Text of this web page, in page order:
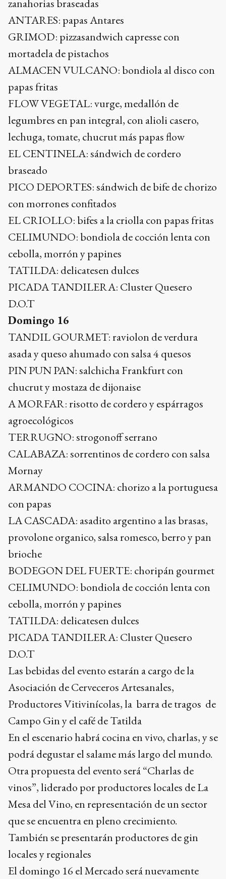
zanahorias braseadas
ANTARES: papas Antares
GRIMOD: pizzasandwich capresse con
mortadela de pistachos
ALMACEN VULCANO: bondiola al disco con
papas fritas
FLOW VEGETAL: vurge, medallón de
legumbres en pan integral, con alioli casero,
lechuga, tomate, chucrut más papas flow
EL CENTINELA: sándwich de cordero
braseado
PICO DEPORTES: sándwich de bife de chorizo
con morrones confitados
EL CRIOLLO: bifes a la criolla con papas fritas
CELIMUNDO: bondiola de cocción lenta con
cebolla, morrón y papines
TATILDA: delicatesen dulces
PICADA TANDILERA: Cluster Quesero
D.O.T
Domingo 16
TANDIL GOURMET: raviolon de verdura
asada y queso ahumado con salsa 4 quesos
PIN PUN PAN: salchicha Frankfurt con
chucrut y mostaza de dijonaise
A MORFAR: risotto de cordero y espárragos
agroecológicos
TERRUGNO: strogonoff serrano
CALABAZA: sorrentinos de cordero con salsa
Mornay
ARMANDO COCINA: chorizo a la portuguesa
con papas
LA CASCADA: asadito argentino a las brasas,
provolone organico, salsa romesco, berro y pan
brioche
BODEGON DEL FUERTE: choripán gourmet
CELIMUNDO: bondiola de cocción lenta con
cebolla, morrón y papines
TATILDA: delicatesen dulces
PICADA TANDILERA: Cluster Quesero
D.O.T
Las bebidas del evento estarán a cargo de la
Asociación de Cerveceros Artesanales,
Productores Vitivinícolas, la barra de tragos de
Campo Gin y el café de Tatilda
En el escenario habrá cocina en vivo, charlas, y se
podrá degustar el salame más largo del mundo.
Otra propuesta del evento será “Charlas de
vinos”, liderado por productores locales de La
Mesa del Vino, en representación de un sector
que se encuentra en pleno crecimiento.
También se presentarán productores de gin
locales y regionales
El domingo 16 el Mercado será nuevamente